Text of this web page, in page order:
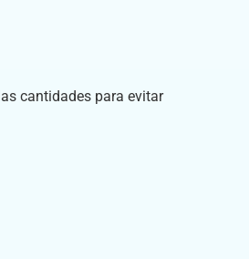
cantidades para evitar